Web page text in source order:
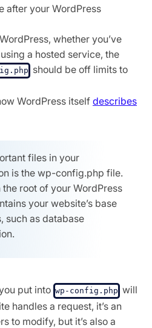
after your WordPress
whether you’ve
a hosted service, the
should be off limits to
WordPress itself describes
files in your
is the wp-config.php file.
root of your WordPress
your website’s base
such as database
put into wp-config.php will
handles a request, it’s an
to modify, but it’s also a